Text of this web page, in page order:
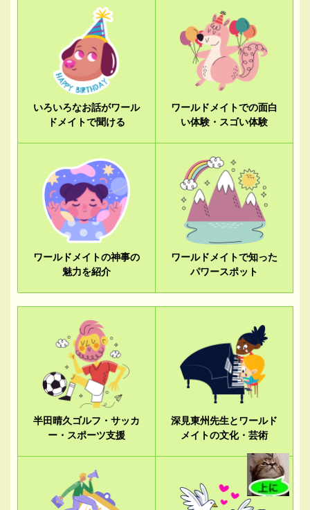
いろいろなお話がワール
ドメイトで聞ける
ワールドメイトでの面白
い体験・スゴい体験
ワールドメイトの神事の
魅力を紹介
ワールドメイトで知った
パワースポット
半田晴久ゴルフ・サッカ
ー・スポーツ支援
深見東州先生とワールド
メイトの文化・芸術